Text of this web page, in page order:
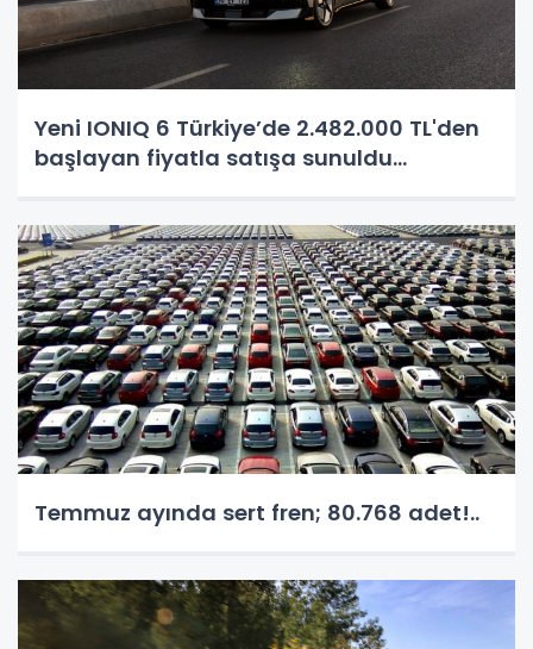
Yeni IONIQ 6 Türkiye’de 2.482.000 TL'den
başlayan fiyatla satışa sunuldu...
Temmuz ayında sert fren; 80.768 adet!..